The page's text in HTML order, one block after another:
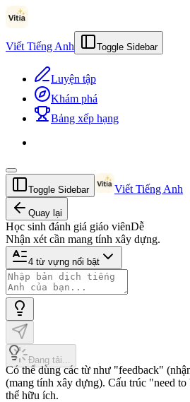
Viết Tiếng Anh Toggle Sidebar
Luyện tập
Khám phá
Bảng xếp hạng
Toggle Sidebar Viết Tiếng Anh
Quay lại
Học sinh đánh giá giáo viênDễ
Nhận xét cần mang tính xây dựng.
4 từ vựng nổi bật
Có thể dùng các từ như "feedback"
(mang tính xây dựng). Cấu trúc "need
thể hữu ích.
Đang tải...